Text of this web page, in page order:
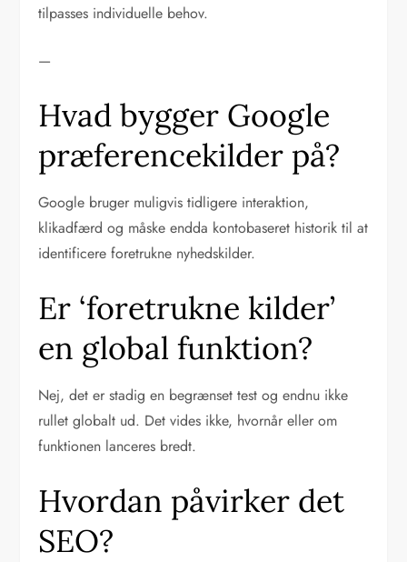
tilpasses individuelle behov.
—
Hvad bygger Google
præferencekilder på?
Google bruger muligvis tidligere interaktion,
klikadfærd og måske endda kontobaseret historik til at
identificere foretrukne nyhedskilder.
Er ‘foretrukne kilder’
en global funktion?
Nej, det er stadig en begrænset test og endnu ikke
rullet globalt ud. Det vides ikke, hvornår eller om
funktionen lanceres bredt.
Hvordan påvirker det
SEO?